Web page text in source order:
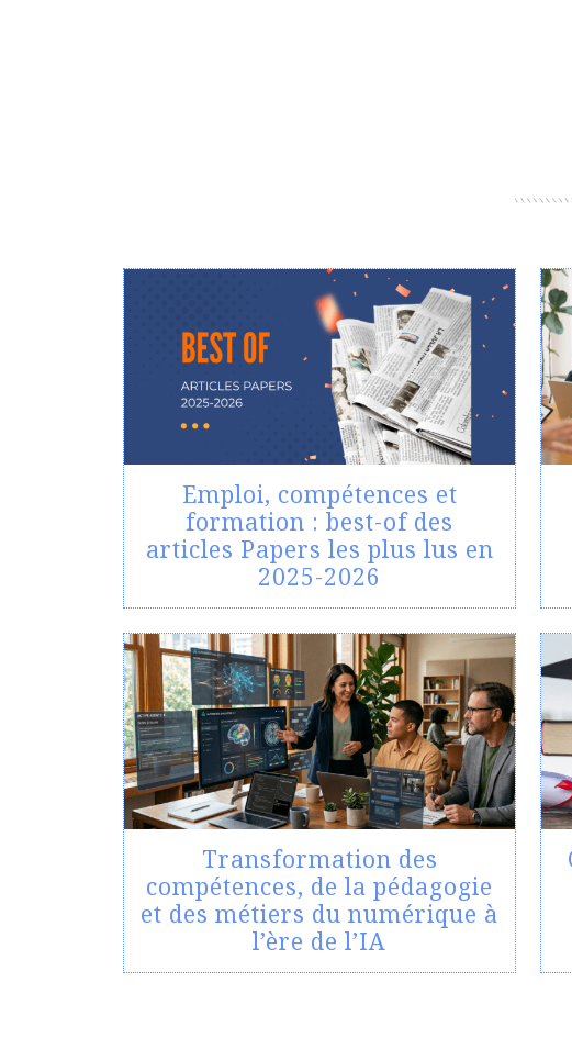
Emploi, compétences et
formation : best-of des
articles Papers les plus lus en
2025-2026
Transformation des
compétences, de la pédagogie
et des métiers du numérique à
l’ère de l’IA